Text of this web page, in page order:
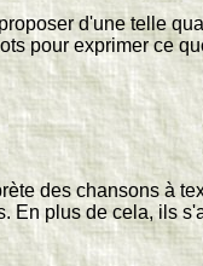
d'une telle
pour exprimer ce
des chansons à
plus de cela, ils